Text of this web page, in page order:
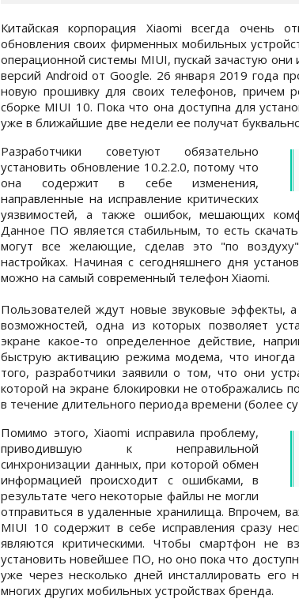
Китайская корпорация Xiaomi всегда очень
обновления своих фирменных мобильных
операционной системы MIUI, пускай зачастую
версий Android от Google. 26 января 2019 года
новую прошивку для своих телефонов, причем
сборке MIUI 10. Пока что она доступна для
уже в ближайшие две недели ее получат
Разработчики советуют обязательно
установить обновление 10.2.2.0, потому что
она содержит в себе изменения,
направленные на исправление критических
уязвимостей, а также ошибок, мешающих
Данное ПО является стабильным, то есть
могут все желающие, сделав это "по
настройках. Начиная с сегодняшнего дня
можно на самый современный телефон Xiaomi.
Пользователей ждут новые звуковые эффекты,
возможностей, одна из которых позволяет
экране какое-то определенное действие,
быструю активацию режима модема, что
того, разработчики заявили о том, что они
которой на экране блокировки не отображались
в течение длительного периода времени (более
Помимо этого, Xiaomi исправила проблему,
приводившую к неправильной
синхронизации данных, при которой обмен
информацией происходит с ошибками, в
результате чего некоторые файлы не могли
отправиться в удаленные хранилища. Впрочем,
MIUI 10 содержит в себе исправления сразу
являются критическими. Чтобы смартфон не
установить новейшее ПО, но оно пока что
уже через несколько дней инсталлировать его
многих других мобильных устройствах бренда.